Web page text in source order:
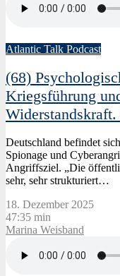
Atlantic Talk Podcast
(68)
Kriegsführung
Deutschland befindet
Spionage und
Angriffsziel. „Die
sehr, sehr strukturiert…
18. Dezember 2025
47:35 min
Marina Weisband